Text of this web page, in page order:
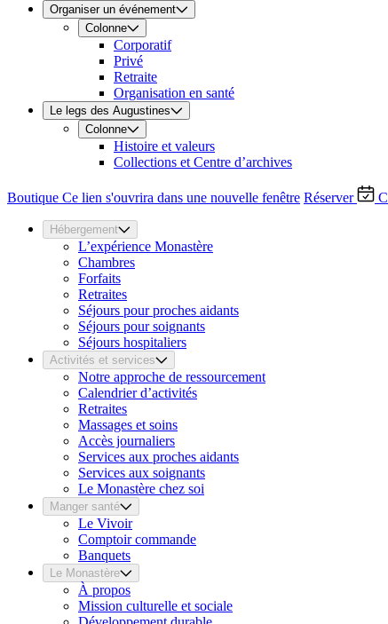
Organiser un événement
Colonne
Corporatif
Privé
Retraite
Organisation en santé
Le legs des Augustines
Colonne
Histoire et valeurs
Collections et Centre d’archives
Boutique Ce lien s'ouvrira dans une nouvelle fenêtre Réserver
Hébergement
L’expérience Monastère
Chambres
Forfaits
Retraites
Séjours pour proches aidants
Séjours pour soignants
Séjours hospitaliers
Activités et services
Notre approche de ressourcement
Calendrier d’activités
Retraites
Massages et soins
Accès journaliers
Services aux proches aidants
Services aux soignants
Le Monastère chez soi
Manger santé
Le Vivoir
Comptoir commande
Banquets
Le Monastère
À propos
Mission culturelle et sociale